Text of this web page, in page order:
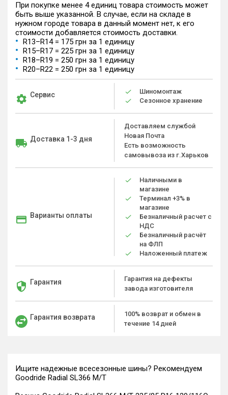
При покупке менее 4 единиц товара стоимость может
быть выше указанной. В случае, если на складе в
нужном городе товара в данный момент нет, к его
стоимости добавляется стоимость доставки.
R13–R14 = 175 грн за 1 единицу
R15–R17 = 225 грн за 1 единицу
R18–R19 = 250 грн за 1 единицу
R20–R22 = 250 грн за 1 единицу
Сервис
Шиномонтаж
Сезонное хранение
Доставка 1-3 дня
Доставляем службой
Новая Почта
Есть возможность
самовывоза из г.Харьков
Варианты оплаты
Наличными в
магазине
Терминал +3% в
магазине
Безналичный расчет с
НДС
Безналичный расчёт
на ФЛП
Наложенный платеж
Гарантия
Гарантия на дефекты
завода изготовителя
Гарантия возврата
100% возврат и обмен в
течение 14 дней
Ищите надежные всесезонные шины? Рекомендуем
Goodride Radial SL366 M/T